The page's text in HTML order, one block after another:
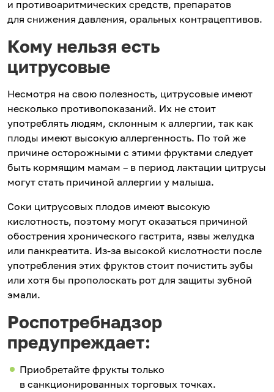
и противоаритмических средств, препаратов
для снижения давления, оральных контрацептивов.
Кому нельзя есть
цитрусовые
Несмотря на свою полезность, цитрусовые имеют
несколько противопоказаний. Их не стоит
употреблять людям, склонным к аллергии, так как
плоды имеют высокую аллергенность. По той же
причине осторожными с этими фруктами следует
быть кормящим мамам – в период лактации цитрусы
могут стать причиной аллергии у малыша.
Соки цитрусовых плодов имеют высокую
кислотность, поэтому могут оказаться причиной
обострения хронического гастрита, язвы желудка
или панкреатита. Из-за высокой кислотности после
употребления этих фруктов стоит почистить зубы
или хотя бы прополоскать рот для защиты зубной
эмали.
Роспотребнадзор
предупреждает:
Приобретайте фрукты только
в санкционированных торговых точках.